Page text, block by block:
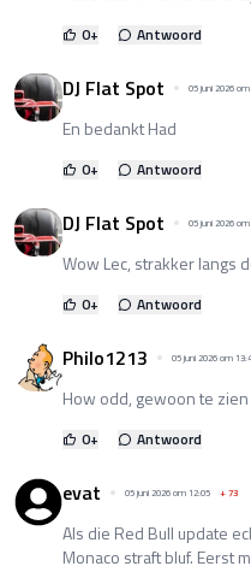
0+ Antwoord
DJ Flat Spot 05 juni 2026
En bedankt Had
0+ Antwoord
DJ Flat Spot 05 juni 2026
Wow Lec, strakker langs
0+ Antwoord
Philo1213 05 juni 2026 om
How odd, gewoon te
0+ Antwoord
evat 05 juni 2026 om 12:05 +73
Als die Red Bull update
Monaco straft bluf. Eerst